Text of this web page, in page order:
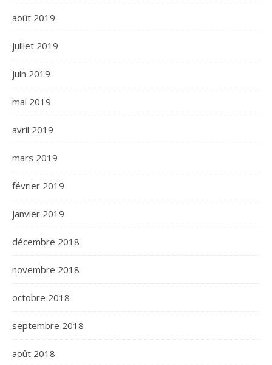
août 2019
juillet 2019
juin 2019
mai 2019
avril 2019
mars 2019
février 2019
janvier 2019
décembre 2018
novembre 2018
octobre 2018
septembre 2018
août 2018